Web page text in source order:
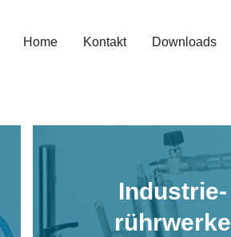
Home Kontakt Downloads
Industrie-
rührwerke